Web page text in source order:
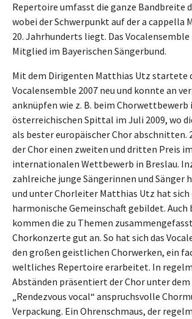
Repertoire umfasst die ganze Bandbreite
wobei der Schwerpunkt auf der a cappella
20. Jahrhunderts liegt. Das
Mitglied im Bayerischen Sängerbund.
Mit dem Dirigenten Matthias Utz startete
Vocalensemble 2007 neu und konnte an
anknüpfen wie z. B. beim Chorwettbewerb
österreichischen Spittal im Juli 2009, wo
als bester europäischer Chor abschnitten.
der Chor einen zweiten und dritten Preis im
internationalen Wettbewerb in Breslau.
zahlreiche junge Sängerinnen und Sänger
und unter Chorleiter Matthias Utz hat sich
harmonische Gemeinschaft gebildet.
kommen die zu Themen
Chorkonzerte gut an. So hat sich das
den großen geistlichen Chorwerken, ein
weltliches Repertoire erarbeitet. In
Abständen präsentiert der Chor unter
„Rendezvous vocal“ anspruchsvolle
Verpackung. Ein Ohrenschmaus, der